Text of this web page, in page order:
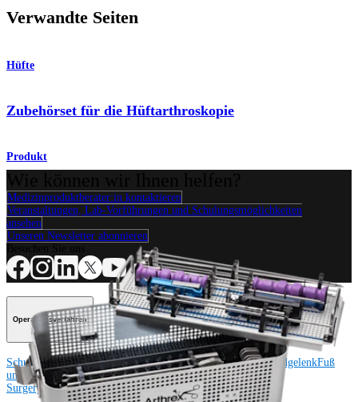
Verwandte Seiten
Hüfte
Zubehörset für die Hüftarthroskopie
Produkt
Medizinproduktberater:in kontaktieren
Veranstaltungen, Lab-Vorführungen und Schulungsmöglichkeiten
ansehen
Unseren Newsletter abonnieren
Operationsverfahren
SchulterKnieEllenbogenSchulterendoprothetikHand und HandgelenkFuß
und SprunggelenkTraumaHüfteOrthobiologieCardiothoracic
SurgeryWirbelsäule